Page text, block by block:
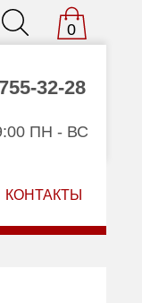
0
32-28
ПН - ВС
КОНТАКТЫ